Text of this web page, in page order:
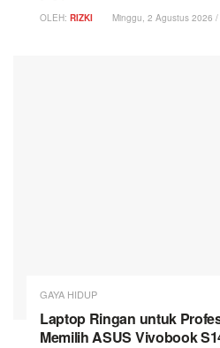
OLEH: RIZKI Minggu, 2 Agustus 2026
GAYA HIDUP
Laptop Ringan untuk
Memilih ASUS Vivobook